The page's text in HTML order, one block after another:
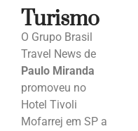
Turismo
O Grupo Brasil
Travel News de
Paulo Miranda
promoveu no
Hotel Tivoli
Mofarrej em SP a